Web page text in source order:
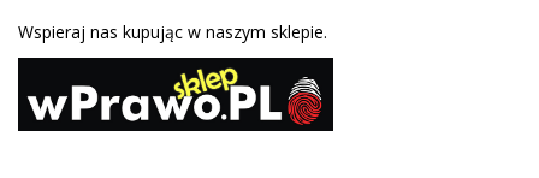
Wspieraj nas kupując w naszym sklepie.